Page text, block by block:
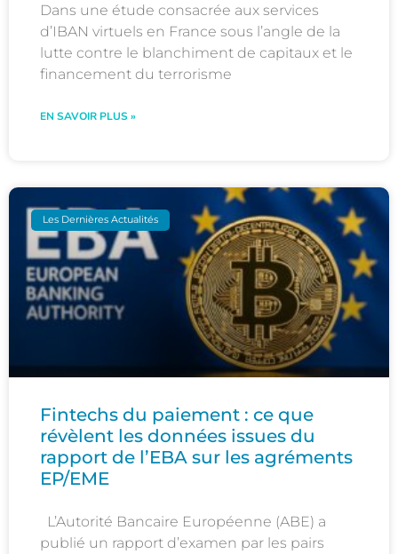
Dans une étude consacrée aux services
d’IBAN virtuels en France sous l’angle de la
lutte contre le blanchiment de capitaux et le
financement du terrorisme
EN SAVOIR PLUS »
Les Dernières Actualités
Fintechs du paiement : ce que
révèlent les données issues du
rapport de l’EBA sur les agréments
EP/EME
L’Autorité Bancaire Européenne (ABE) a
publié un rapport d’examen par les pairs